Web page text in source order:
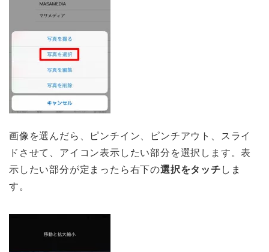
画像を選んだら、ピンチイン、ピンチアウト、スライ
ドさせて、アイコン表示したい部分を選択します。表
示したい部分が定まったら右下の選択をタッチ しま
す。